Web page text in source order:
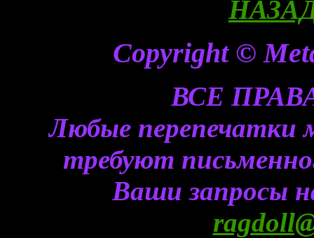
НАЗАД
Copyright ©
ВСЕ
Любые перепечатки
требуют
Ваши запросы